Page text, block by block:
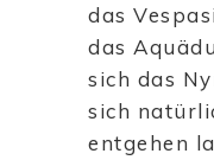
das
das
sich das
sich
entgehen